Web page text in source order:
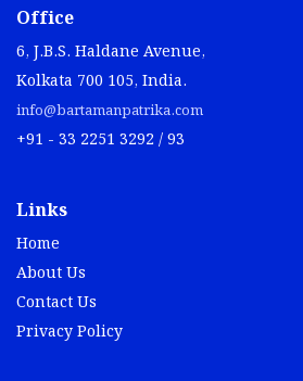
Office
6, J.B.S. Haldane Avenue,
Kolkata 700 105, India.
info@bartamanpatrika.com
+91 - 33 2251 3292 / 93
Links
Home
About Us
Contact Us
Privacy Policy